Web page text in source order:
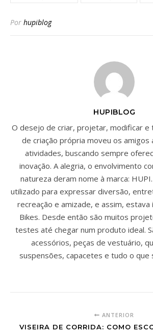
Por hupiblog
HUPIBLOG
O desejo de criar, projetar, modificar
de criação própria moveu os amigos
atividades, buscando sempre
inovação. A alegria, o envolvimento
natureza deram nome à marca:
utilizado para expressar diversão,
recreação e amizade, e assim, estava
Bikes. Desde então são muitos
testes até chegar num produto ideal.
acessórios, peças de vestuário,
suspensões, capacetes e tudo o que
ANTERIOR
VISEIRA DE CORRIDA: COMO